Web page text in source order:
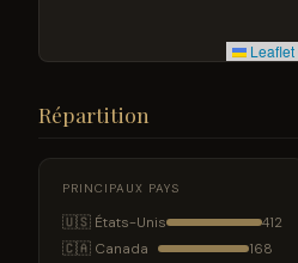
Leaflet
Répartition
PRINCIPAUX PAYS
🇺🇸 États-Unis 412
🇨🇦 Canada 168